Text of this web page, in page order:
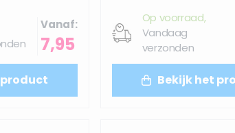
Vanaf
7,95
Op voorraad,
Vandaag
verzonden
Bekijk het